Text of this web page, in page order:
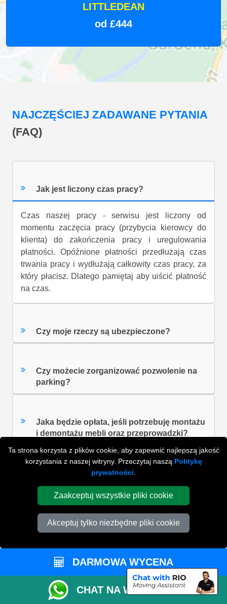
Ta strona korzysta z plików cookie, aby zapewnić najlepszą jakość
korzystania z naszej witryny. Przeczytaj naszą Politykę
prywatności
Zaakceptuj wszystkie pliki cookie
Akceptuj tylko niezbędne pliki cookie
LITTLEDEAN
od £444
NAJCZĘŚCIEJ ZADAWANE PYTANIA
(FAQ)
Jak jest liczony czas pracy?
Czas naszej pracy - serwisu jest liczony od
momentu zaczęcia pracy (przybycia kierowcy do
klienta) do zakończenia pracy i uregulowania
płatności. Opóźnione płatności przedłużają czas
trwania pracy i wydłużają całkowity czas pracy, za
który płacisz. Dlatego pamiętaj aby uiścić płatność
na czas.
Czy moje rzeczy są ubezpieczone?
Czy możecie zorganizować pozwolenie na
parking?
Jaka będzie opłata, jeśli potrzebuję montażu
i demontażu mebli oraz przeprowadzki?
Co jeśli praca się przedłuży?
ZOBACZ WSZYSTKIE FAQ'S
WYSZUKAJ W NAJCZĘŚCIEJ ZADAWANYCH
DARMOWA WYCENA
CHAT NA WHATSAPP